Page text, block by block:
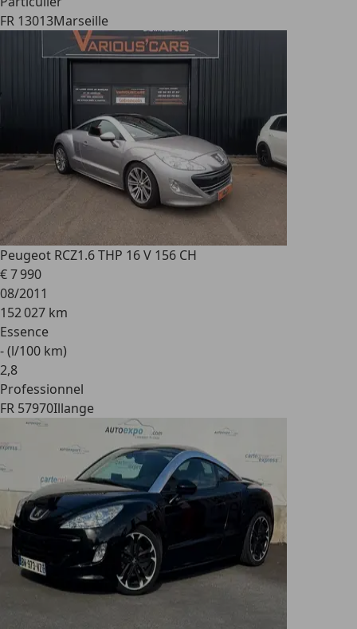
FR 13013Marseille
Peugeot RCZ1.6 THP 16 V 156 CH
€ 7 990
08/2011
152 027 km
Essence
- (l/100 km)
2,8
Professionnel
FR 57970Illange